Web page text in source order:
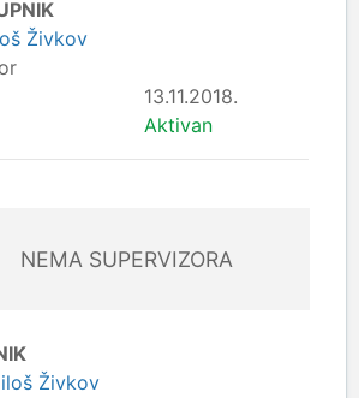
kompanije
Živkov
13.11.2018.
Aktivan
NEMA SUPERVIZORA
Živkov